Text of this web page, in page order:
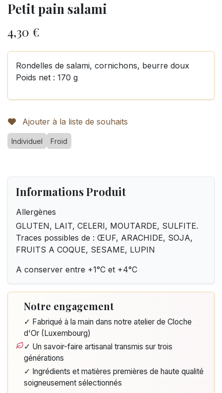
Petit pain salami
4,30 €
Rondelles de salami, cornichons, beurre doux
Poids net : 170 g
Ajouter à la liste de souhaits
Individuel Froid
Informations Produit
Allergènes
GLUTEN, LAIT, CELERI, MOUTARDE, SULFITE.
Traces possibles de : ŒUF, ARACHIDE, SOJA,
FRUITS A COQUE, SESAME, LUPIN
A conserver entre +1°C et +4°C
Notre engagement
✓ Fabriqué à la main dans notre atelier de Cloche
d'Or (Luxembourg)
✓ Un savoir-faire artisanal transmis sur trois
générations
✓ Ingrédients et matières premières de haute qualité
soigneusement sélectionnés